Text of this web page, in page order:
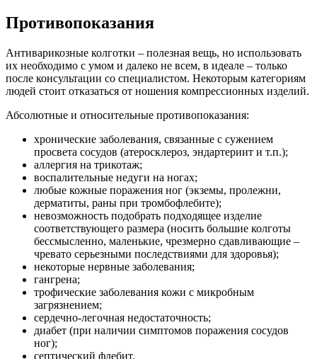
Противопоказания
Антиварикозные колготки – полезная вещь, но использовать
их необходимо с умом и далеко не всем, в идеале – только
после консультации со специалистом. Некоторым категориям
людей стоит отказаться от ношения компрессионных изделий.
Абсолютные и относительные противопоказания:
хронические заболевания, связанные с сужением
просвета сосудов (атеросклероз, эндартериит и т.п.);
аллергия на трикотаж;
воспалительные недуги на ногах;
любые кожные поражения ног (экземы, пролежни,
дерматиты, раны при тромбофлебите);
невозможность подобрать подходящее изделие
соответствующего размера (носить большие колготы
бессмысленно, маленькие, чрезмерно сдавливающие –
чревато серьезными последствиями для здоровья);
некоторые нервные заболевания;
гангрена;
трофические заболевания кожи с микробным
загрязнением;
сердечно-легочная недостаточность;
диабет (при наличии симптомов поражения сосудов
ног);
септический флебит.